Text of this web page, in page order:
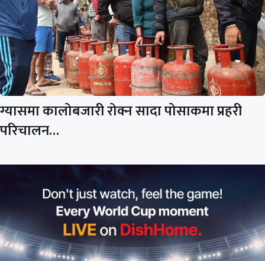
ग्यासमा कालोबजारी रोक्न सादा पोसाकमा प्रहरी
परिचालन…